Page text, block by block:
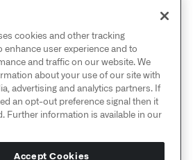
cookies and other tracking
enhance user experience and to
and traffic on our website. We
about your use of our site with
advertising and analytics partners. If
an opt-out preference signal then it
Further information is available in our
Accept Cookies